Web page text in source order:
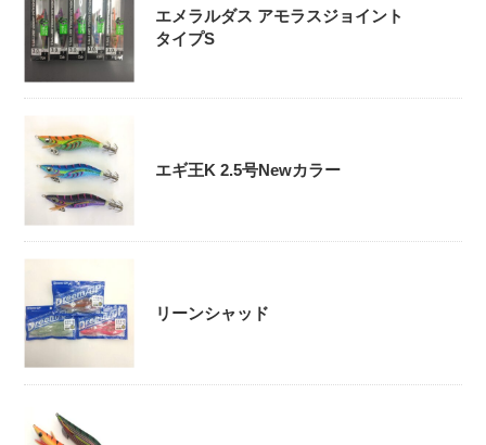
エメラルダス アモラスジョイント
タイプS
エギ王K 2.5号Newカラー
リーンシャッド